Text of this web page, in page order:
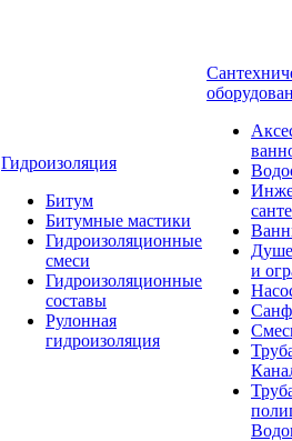
Гидроизоляция
Битум
Битумные мастики
Гидроизоляционные
смеси
Гидроизоляционные
составы
Рулонная
гидроизоляция
и